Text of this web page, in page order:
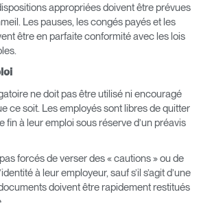
appropriées doivent être prévues
Les pauses, les congés payés et les
être en parfaite conformité avec les lois
ne doit pas être utilisé ni encouragé
ce soit. Les employés sont libres de quitter
fin à leur emploi sous réserve d’un préavis
forcés de verser des « cautions » ou de
à leur employeur, sauf s’il s’agit d’une
doivent être rapidement restitués